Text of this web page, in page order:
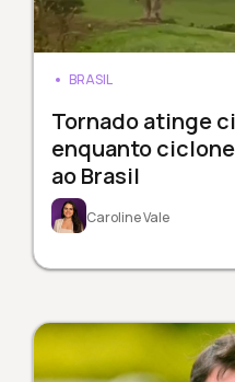
BRASIL
Tornado atinge
enquanto
ao Brasil
Caroline Vale